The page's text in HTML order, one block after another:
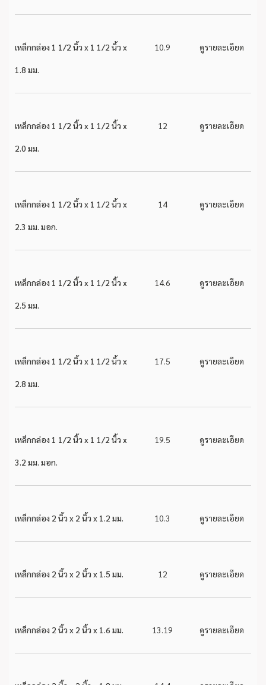
เหล็กกล่อง 1 1/2 นิ้ว x 1 1/2 นิ้ว x
1.8 มม.
10.9 ดูรายละเอียด
เหล็กกล่อง 1 1/2 นิ้ว x 1 1/2 นิ้ว x
2.0 มม.
12 ดูรายละเอียด
เหล็กกล่อง 1 1/2 นิ้ว x 1 1/2 นิ้ว x
2.3 มม. มอก.
14 ดูรายละเอียด
เหล็กกล่อง 1 1/2 นิ้ว x 1 1/2 นิ้ว x
2.5 มม.
14.6 ดูรายละเอียด
เหล็กกล่อง 1 1/2 นิ้ว x 1 1/2 นิ้ว x
2.8 มม.
17.5 ดูรายละเอียด
เหล็กกล่อง 1 1/2 นิ้ว x 1 1/2 นิ้ว x
3.2 มม. มอก.
19.5 ดูรายละเอียด
เหล็กกล่อง 2 นิ้ว x 2 นิ้ว x 1.2 มม. 10.3 ดูรายละเอียด
เหล็กกล่อง 2 นิ้ว x 2 นิ้ว x 1.5 มม. 12 ดูรายละเอียด
เหล็กกล่อง 2 นิ้ว x 2 นิ้ว x 1.6 มม. 13.19 ดูรายละเอียด